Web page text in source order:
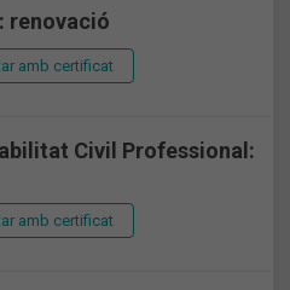
renovació
amb certificat
Civil Professional:
amb certificat